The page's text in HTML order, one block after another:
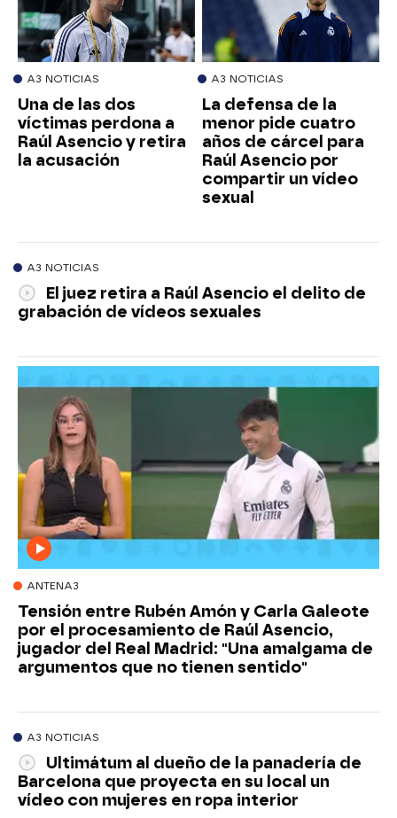
A3 NOTICIAS
Una de las dos
víctimas perdona a
Raúl Asencio y retira
la acusación
A3 NOTICIAS
La defensa de la
menor pide cuatro
años de cárcel para
Raúl Asencio por
compartir un vídeo
sexual
A3 NOTICIAS
El juez retira a Raúl Asencio el delito de
grabación de vídeos sexuales
ANTENA3
Tensión entre Rubén Amón y Carla Galeote
por el procesamiento de Raúl Asencio,
jugador del Real Madrid: "Una amalgama de
argumentos que no tienen sentido"
A3 NOTICIAS
Ultimátum al dueño de la panadería de
Barcelona que proyecta en su local un
vídeo con mujeres en ropa interior